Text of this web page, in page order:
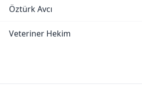
Öztürk Avcı
Veteriner Hekim